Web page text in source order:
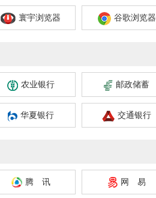
寰宇浏览器 谷歌浏览器
农业银行 邮政储蓄
华夏银行 交通银行
腾 讯 网 易